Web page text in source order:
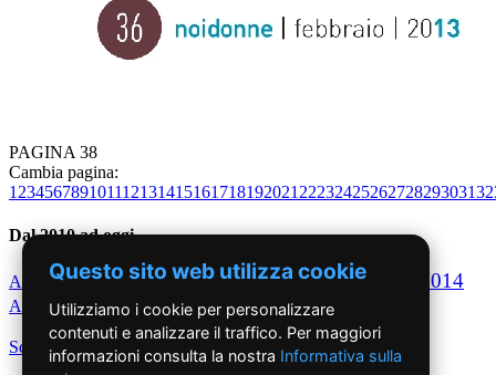
PAGINA 38
Cambia pagina:
1 23456789101112131415161718192021 2223242526272829303132
Dal 2010 ad oggi
Anno2010Anno2011Anno2012Anno2013 2014
Anno 2015Anno2016 Dal 2017 ad oggi
Scegli per decennio
Questo sito web utilizza cookie
Utilizziamo i cookie per personalizzare
contenuti e analizzare il traffico. Per maggiori
informazioni consulta la nostra Informativa sulla